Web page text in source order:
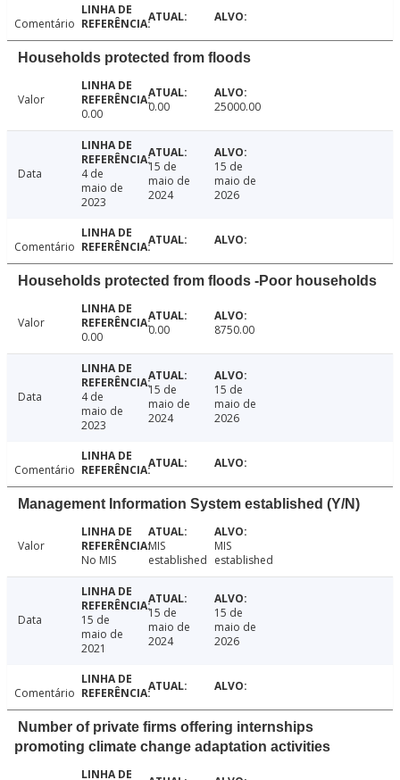
Comentário
Households protected from floods
Valor
0.00
0.00 25000.00
Data
4 de
maio de
2023
15 de
maio de
2024
15 de
maio de
2026
Comentário
Households protected from floods -Poor households
Valor
0.00
0.00 8750.00
Data
4 de
maio de
2023
15 de
maio de
2024
15 de
maio de
2026
Comentário
Management Information System established (Y/N)
Valor
No MIS
MIS
established
MIS
established
Data
15 de
maio de
2021
15 de
maio de
2024
15 de
maio de
2026
Comentário
Number of private firms offering internships
promoting climate change adaptation activities